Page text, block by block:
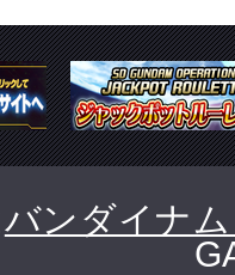
バンダイナ